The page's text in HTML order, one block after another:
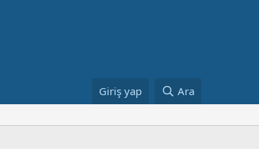
Giriş yap Ara